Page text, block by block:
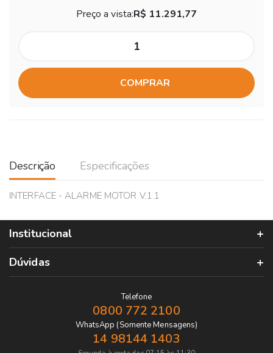
Preço a vista:R$ 11.291,77
COMPRAR
Descrição Especificações
INTERFACE - ALARME MOTOR V.1.1
Institucional
Dúvidas
Telefone
0800 772 2100
WhatsApp (Somente Mensagens)
14 98144 1403